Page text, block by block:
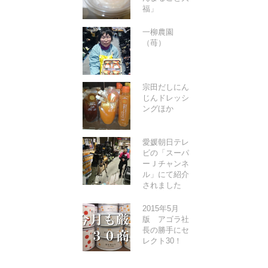
福」
一柳農園
（苺）
宗田だしにん
じんドレッシ
ングほか
愛媛朝日テレ
ビの「スーパ
ーＪチャンネ
ル」にて紹介
されました
2015年5月
版 アゴラ社
長の勝手にセ
レクト30！